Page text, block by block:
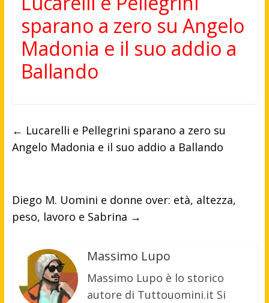
sparano a zero su Angelo
Madonia e il suo addio a
Ballando
← Lucarelli e Pellegrini sparano a zero su
Angelo Madonia e il suo addio a Ballando
Diego M. Uomini e donne over: età, altezza,
peso, lavoro e Sabrina →
Massimo Lupo
Massimo Lupo è lo storico
autore di Tuttouomini.it Si